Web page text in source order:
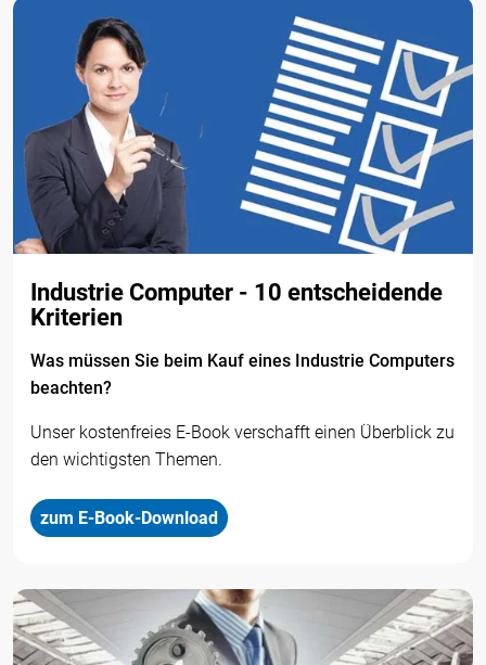
Industrie Computer - 10 entscheidende
Kriterien
Was müssen Sie beim Kauf eines Industrie Computers
beachten?
Unser kostenfreies E-Book verschafft einen Überblick zu
den wichtigsten Themen.
zum E-Book-Download